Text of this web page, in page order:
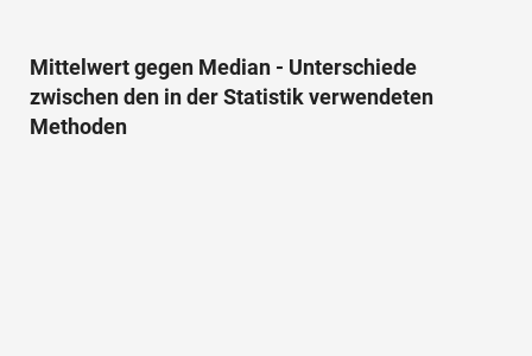
Mittelwert gegen Median - Unterschiede
zwischen den in der Statistik verwendeten
Methoden